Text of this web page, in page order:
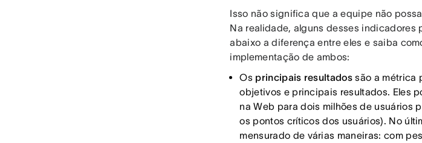
Isso não significa que a equipe não
Na realidade, alguns desses indicadores
abaixo a diferença entre eles e saiba
implementação de ambos:
Os principais resultados são a métrica
objetivos e principais resultados. Eles
na Web para dois milhões de usuários
os pontos críticos dos usuários). No
mensurado de várias maneiras: com